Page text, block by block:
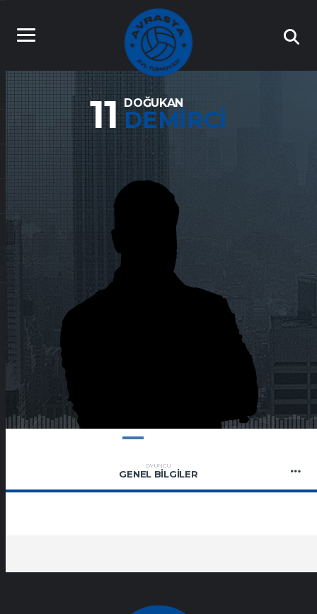
11 DOĞUKAN
DEMIRCI
OYUNCU
GENEL BILGILER